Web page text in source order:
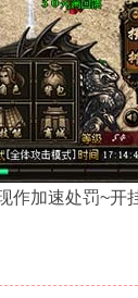
作加速处罚~开